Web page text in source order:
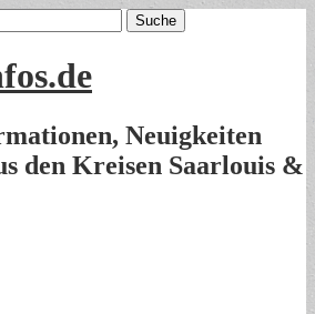
Neuigkeiten
den Kreisen Saarlouis &